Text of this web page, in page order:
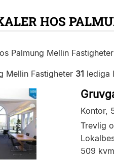
HOS
Palmung Mellin Fastigheter
Mellin Fastigheter 31 lediga
Kontor,
Trevlig
509